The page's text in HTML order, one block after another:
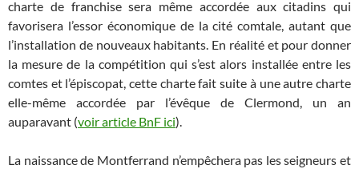
charte de franchise sera même accordée aux citadins qui
favorisera l’essor économique de la cité comtale, autant que
l’installation de nouveaux habitants. En réalité et pour donner
la mesure de la compétition qui s’est alors installée entre les
comtes et l’épiscopat, cette charte fait suite à une autre charte
elle-même accordée par l’évêque de Clermond, un an
auparavant (voir article BnF ici).
La naissance de Montferrand n’empêchera pas les seigneurs et